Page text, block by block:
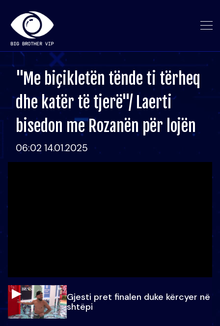
"Me biçikletën tënde ti tërheq
dhe katër të tjerë"/ Laerti
bisedon me Rozanën për lojën
06:02 14.01.2025
Gjesti pret finalen duke kërcyer në
shtëpi